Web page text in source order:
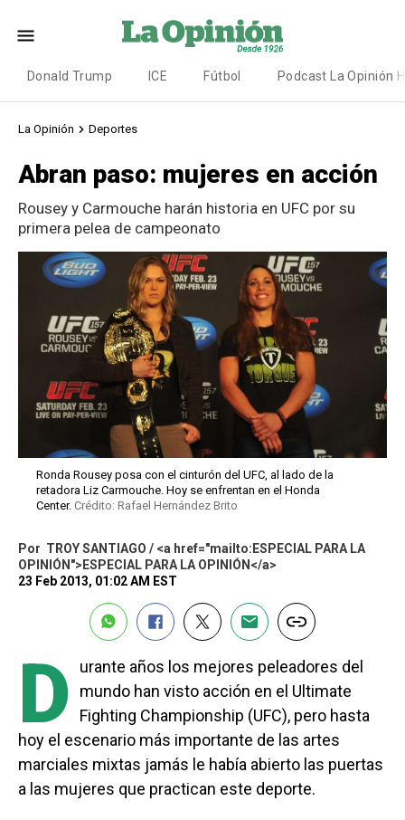
Donald Trump ICE Fútbol Podcast La Opinión
La Opinión Deportes
Abran paso: mujeres en acción
Rousey y Carmouche harán historia en UFC por su
primera pelea de campeonato
Ronda Rousey posa con el cinturón del UFC, al lado de la
retadora Liz Carmouche. Hoy se enfrentan en el Honda
Center. Crédito: Rafael Hernández Brito
Por TROY SANTIAGO / <a href="mailto:ESPECIAL PARA LA
OPINIÓN">ESPECIAL PARA LA OPINIÓN</a>
23 Feb 2013, 01:02 AM EST
D
urante años los mejores peleadores del
mundo han visto acción en el Ultimate
Fighting Championship (UFC), pero hasta
hoy el escenario más importante de las artes
marciales mixtas jamás le había abierto las puertas
a las mujeres que practican este deporte.